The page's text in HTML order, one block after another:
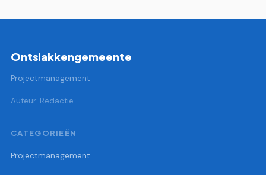
Ontslakkengemeente
Projectmanagement
Auteur: Redactie
CATEGORIEËN
Projectmanagement